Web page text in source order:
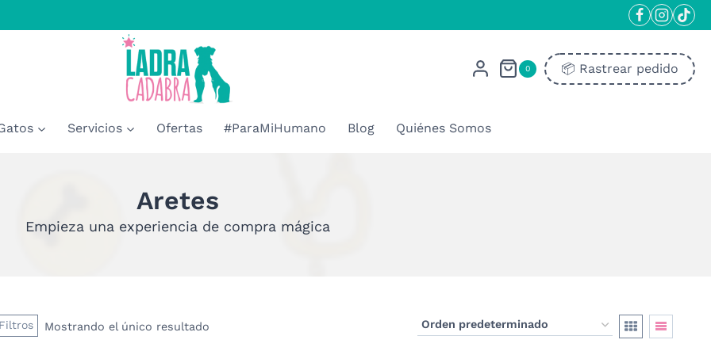
0 📦​ Rastrear pedido
Servicios Ofertas #ParaMiHumano Blog Quiénes Somos
Aretes
Empieza una experiencia de compra mágica
Filtros Mostrando el único resultado